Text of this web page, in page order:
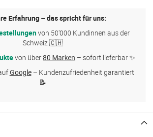
Erfahrung – das spricht für uns:
von 50'000 Kundinnen aus der
Schweiz 🇨🇭
von über80 Marken – sofort lieferbar ✨
Google– Kundenzufriedenheit garantiert
📝